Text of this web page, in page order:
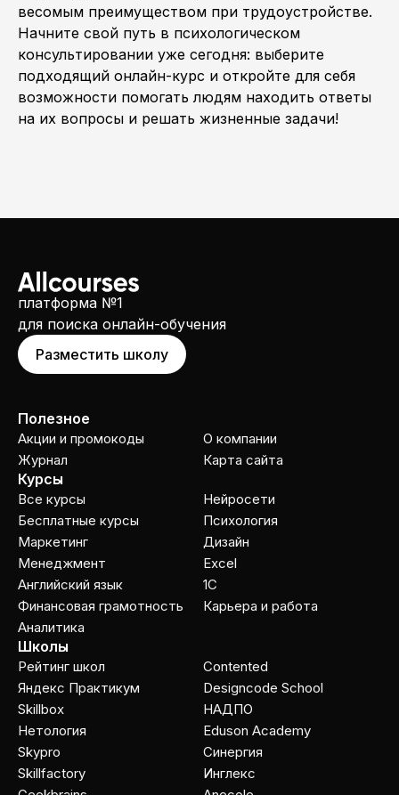
весомым преимуществом при трудоустройстве.
Начните свой путь в психологическом
консультировании уже сегодня: выберите
подходящий онлайн-курс и откройте для себя
возможности помогать людям находить ответы
на их вопросы и решать жизненные задачи!
платформа №1
для поиска онлайн-обучения
Разместить школу
Полезное
Акции и промокоды
Журнал
О компании
Карта сайта
Курсы
Все курсы
Бесплатные курсы
Маркетинг
Менеджмент
Английский язык
Финансовая грамотность
Аналитика
Нейросети
Психология
Дизайн
Excel
1C
Карьера и работа
Школы
Рейтинг школ
Яндекс Практикум
Skillbox
Нетология
Skypro
Skillfactory
Contented
Designcode School
НАДПО
Eduson Academy
Cинергия
Инглекс